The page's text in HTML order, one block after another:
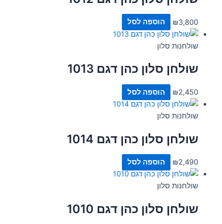
₪3,800 הוספה לסל
שולחנות סלון
שולחן סלון כהן דגם 1013
₪2,450 הוספה לסל
שולחנות סלון
שולחן סלון כהן דגם 1014
₪2,490 הוספה לסל
שולחנות סלון
שולחן סלון כהן דגם 1010